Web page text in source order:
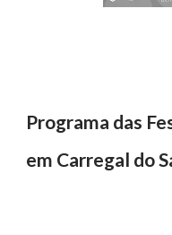
Programa das
em Carregal do